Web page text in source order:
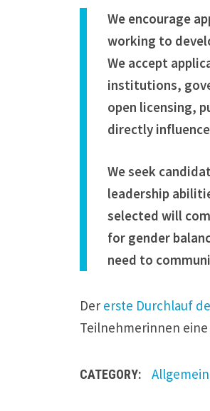
We encourage
working to
We accept
institutions,
open licensing,
directly
We seek
leadership
selected will
for gender
need to
Der erste Durchlauf
Teilnehmerinnen
CATEGORY: Allgemein